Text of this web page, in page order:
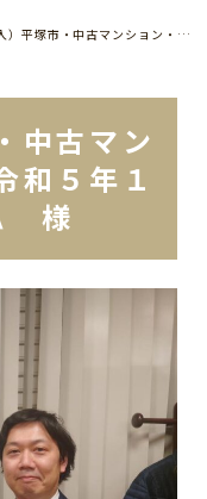
（ご購入）平塚市・中古マンション・ご成約（令和５年１１月） Ｎ ・ Ａ 様
中古マン
和５年１
様